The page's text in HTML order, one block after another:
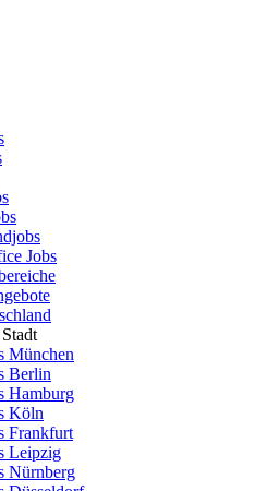
Jobs
München
Berlin
Hamburg
Köln
Frankfurt
Leipzig
Nürnberg